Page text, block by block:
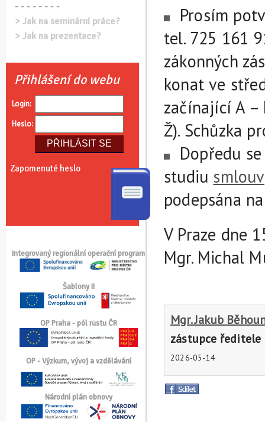
- - - - - - - -
> Jak na seminární práce?
> Jak na prezentace?
Přihlášení do webu
Login:
Heslo:
Zapomenuté heslo
Integrovaný regionální operační program
Šablony II
OP Praha - pól růstu ČR
OP - Výzkum, vývoj a vzdělávání
Národní plán obnovy
Prosím
tel. 725 161
zákonných
konat ve
začínající A –
Ž). Schůzka
Dopředu
studiu
podepsána
V Praze dne
Mgr. Michal
Mgr. Jakub
zástupce ředitele
2026-05-14